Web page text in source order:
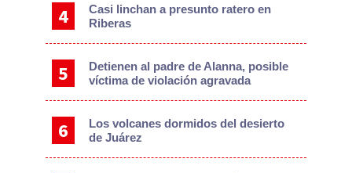
Casi linchan a presunto ratero en
Riberas
Detienen al padre de Alanna, posible
víctima de violación agravada
Los volcanes dormidos del desierto
de Juárez